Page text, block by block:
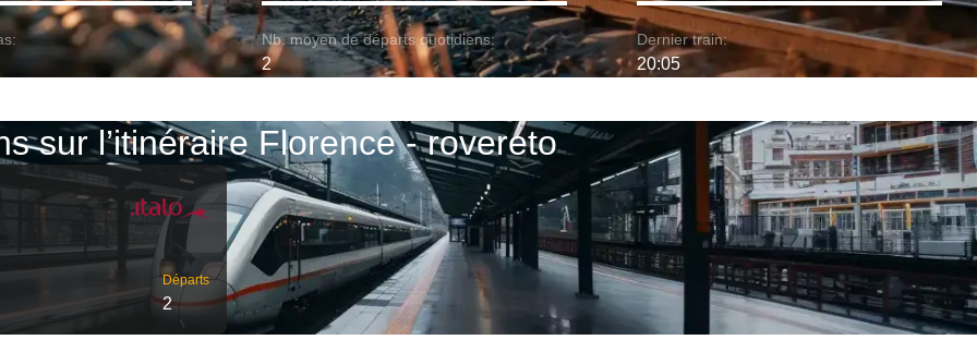
Nb. moyen de départs quotidiens:
2
Dernier train:
20:05
sur l’itinéraire Florence - rovereto
Départs
2